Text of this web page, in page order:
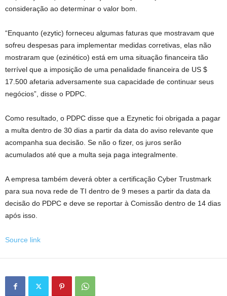
consideração ao determinar o valor bom.
“Enquanto (ezytic) forneceu algumas faturas que mostravam que
sofreu despesas para implementar medidas corretivas, elas não
mostraram que (ezinético) está em uma situação financeira tão
terrível que a imposição de uma penalidade financeira de US $
17.500 afetaria adversamente sua capacidade de continuar seus
negócios”, disse o PDPC.
Como resultado, o PDPC disse que a Ezynetic foi obrigada a pagar
a multa dentro de 30 dias a partir da data do aviso relevante que
acompanha sua decisão. Se não o fizer, os juros serão
acumulados até que a multa seja paga integralmente.
A empresa também deverá obter a certificação Cyber ​​Trustmark
para sua nova rede de TI dentro de 9 meses a partir da data da
decisão do PDPC e deve se reportar à Comissão dentro de 14 dias
após isso.
Source link